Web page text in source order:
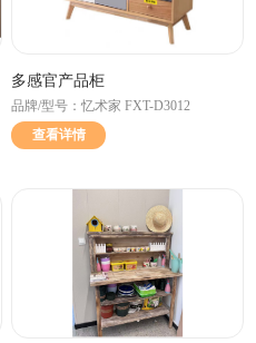
多感官产品柜
品牌/型号：忆术家 FXT-D3012
查看详情